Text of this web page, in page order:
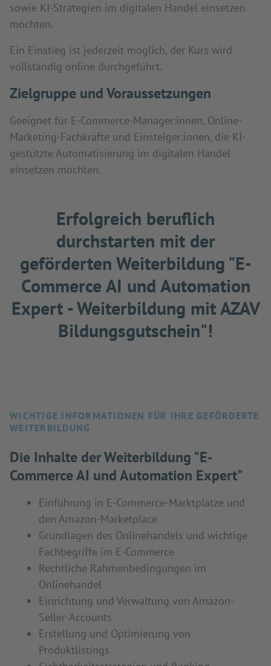
sowie KI-Strategien im digitalen Handel einsetzen
möchten.
Ein Einstieg ist jederzeit möglich, der Kurs wird
vollständig online durchgeführt.
Zielgruppe und Voraussetzungen
Geeignet für E-Commerce-Manager:innen, Online-
Marketing-Fachkräfte und Einsteiger:innen, die KI-
gestützte Automatisierung im digitalen Handel
einsetzen möchten.
Erfolgreich beruflich
durchstarten mit der
geförderten Weiterbildung "E-
Commerce AI und Automation
Expert - Weiterbildung mit AZAV
Bildungsgutschein"!
WICHTIGE INFORMATIONEN FÜR IHRE GEFÖRDERTE
WEITERBILDUNG
Die Inhalte der Weiterbildung "E-
Commerce AI und Automation Expert"
Einführung in E-Commerce-Marktplätze und
den Amazon-Marketplace
Grundlagen des Onlinehandels und wichtige
Fachbegriffe im E-Commerce
Rechtliche Rahmenbedingungen im
Onlinehandel
Einrichtung und Verwaltung von Amazon-
Seller-Accounts
Erstellung und Optimierung von
Produktlistings